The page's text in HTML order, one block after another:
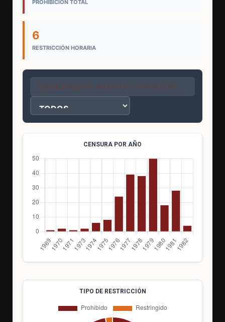
PROHIBICIÓN TOTAL
6
RESTRICCIÓN HORARIA
CENSURA POR AÑO
TIPO DE RESTRICCIÓN